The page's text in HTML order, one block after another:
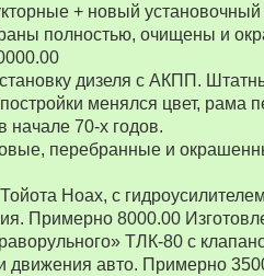
+ новый установочный
полностью, очищены и
дизеля с АКПП.
менялся цвет, рама
начале 70-х годов.
перебранные и
Ноах, с
Примерно 8000.00
ТЛК-80 с
движения авто. Примерно